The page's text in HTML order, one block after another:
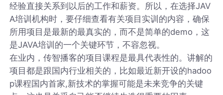
经验直接关系到以后的工作和薪资。所以，在选择JAV
A培训机构时，要仔细查看有关项目实训的内容，确保
所用项目是最新的最真实的，而不是简单的demo，这
是JAVA培训的一个关键环节，不容忽视。
在业内，传智播客的项目课程是最具代表性的。讲解的
项目都是跟国内行业相关的，比如最近新开设的hadoo
p课程国内首家,新技术的掌握可能是未来竞争的关键